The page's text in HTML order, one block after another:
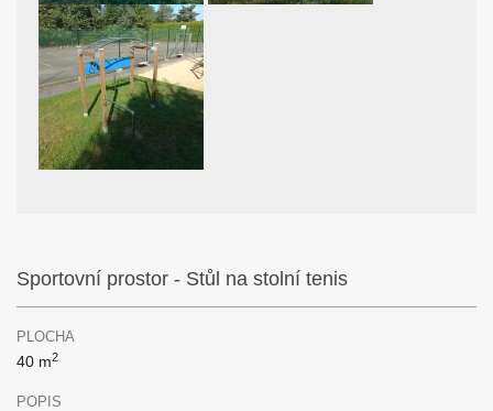
Sportovní prostor - Stůl na stolní tenis
PLOCHA
40 m2
POPIS